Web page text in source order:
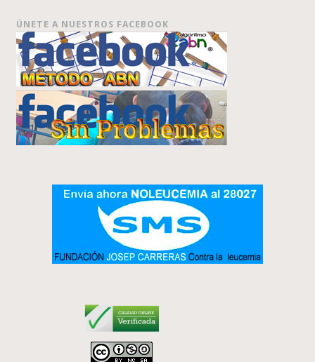
ÚNETE A NUESTROS FACEBOOK